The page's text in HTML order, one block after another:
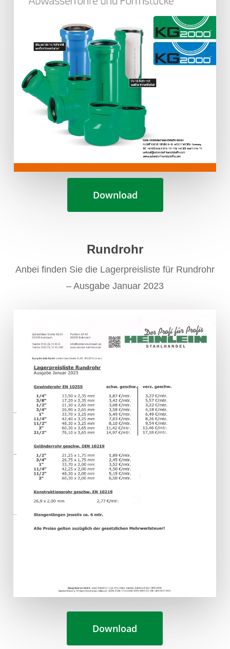
Download
Rundrohr
Anbei finden Sie die Lagerpreisliste für Rundrohr
– Ausgabe Januar 2023
Download